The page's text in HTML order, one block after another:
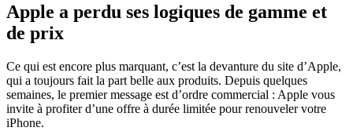
Apple a perdu ses logiques de gamme et
de prix
Ce qui est encore plus marquant, c’est la devanture du site d’Apple,
qui a toujours fait la part belle aux produits. Depuis quelques
semaines, le premier message est d’ordre commercial : Apple vous
invite à profiter d’une offre à durée limitée pour renouveler votre
iPhone.